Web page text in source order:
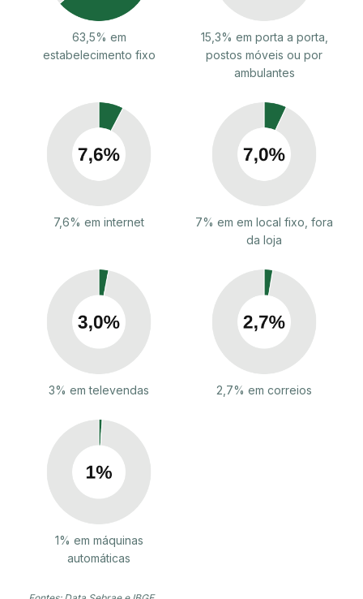
63,5% em
estabelecimento fixo
15,3% em porta a porta,
postos móveis ou por
ambulantes
7,6% em internet
7% em em local fixo, fora
da loja
3% em televendas 2,7% em correios
1% em máquinas
automáticas